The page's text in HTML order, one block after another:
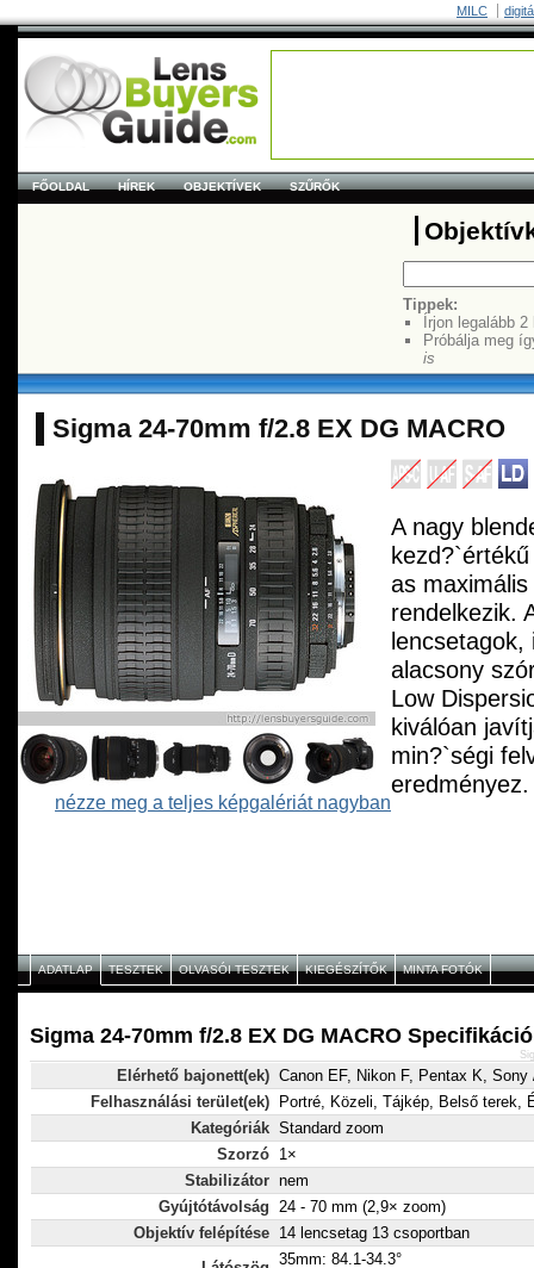
MILC
FŐOLDAL HÍREK OBJEKTÍVEK SZŰRŐK
Tippek:
Írjon legalább
Próbálja meg
is
Sigma 24-70mm f/2.8 EX DG MACRO
nézze meg a teljes képgalériát nagyban
A nagy
as
rendelkezik.
lencsetagok,
alacsony
Low
kiválóan
min?`ségi
az
napellenz?`
ADATLAP TESZTEK OLVASÓI TESZTEK KIEGÉSZÍTŐK MINTA FOTÓK
Sigma 24-70mm f/2.8 EX DG MACRO Specifikáció
Elérhető bajonett(ek) Canon EF, Nikon F, Pentax K,
Felhasználási terület(ek)
Portré, Közeli, Tájkép, Belső terek,
Kategóriák Standard zoom
Szorzó 1×
Stabilizátor nem
Gyújtótávolság 24 - 70 mm (2,9× zoom)
Objektív felépítése 14 lencsetag 13 csoportban
35mm: 84.1-34.3°